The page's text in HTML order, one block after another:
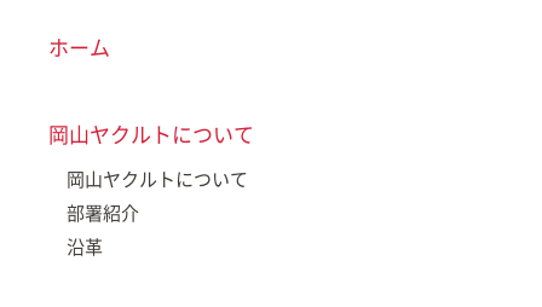
ホーム
岡山ヤクルトについて
岡山ヤクルトについて
部署紹介
沿革